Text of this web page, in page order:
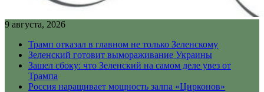
9 августа, 2026
Трамп отказал в главном не только Зеленскому
Зеленский готовит вымораживание Украины
Зашел сбоку: что Зеленский на самом деле увез от
Трампа
Россия наращивает мощность залпа «Цирконов»